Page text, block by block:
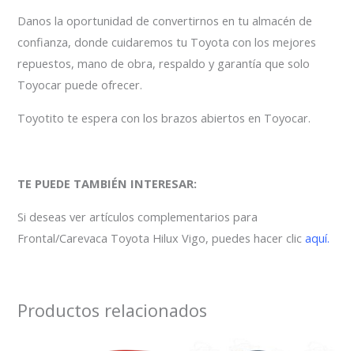
Danos la oportunidad de convertirnos en tu almacén de
confianza, donde cuidaremos tu Toyota con los mejores
repuestos, mano de obra, respaldo y garantía que solo
Toyocar puede ofrecer.
Toyotito te espera con los brazos abiertos en Toyocar.
TE PUEDE TAMBIÉN INTERESAR:
Si deseas ver artículos complementarios para
Frontal/Carevaca Toyota Hilux Vigo, puedes hacer clic aquí.
Productos relacionados